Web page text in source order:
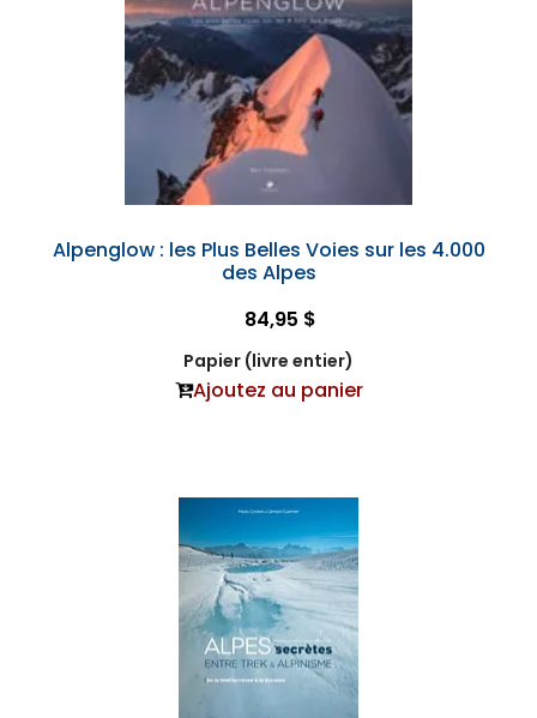
Alpenglow : les Plus Belles Voies sur les 4.000
des Alpes
84,95 $
Papier (livre entier)
Ajoutez au panier